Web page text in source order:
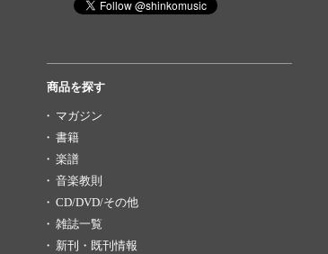
商品を探す
マガジン
書籍
楽譜
音楽教則
CD/DVD/その他
雑誌一覧
新刊・既刊情報